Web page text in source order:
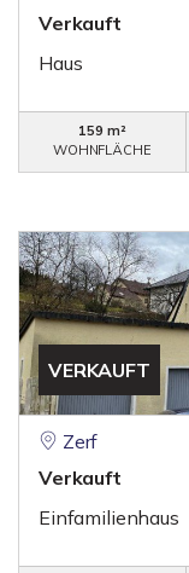
Verkauft
Haus
159 m²
WOHNFLÄCHE
VERKAUFT
Zerf
Verkauft
Einfamilienhaus